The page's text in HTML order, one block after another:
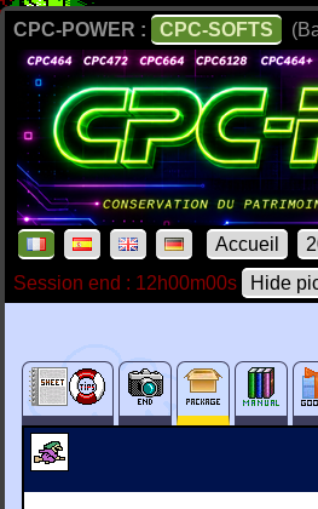
CPC-POWER : CPC-SOFTS
Accueil
Session end : 12h00m00s
Hide